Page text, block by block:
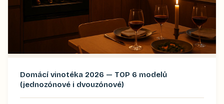
Domácí vinotéka 2026 — TOP 6 modelů
(jednozónové i dvouzónové)